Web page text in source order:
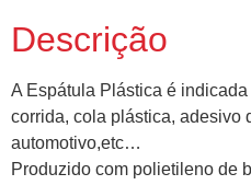
Descrição
A Espátula Plástica é
corrida, cola plástica, adesivo
automotivo,etc…
Produzido com polietileno de